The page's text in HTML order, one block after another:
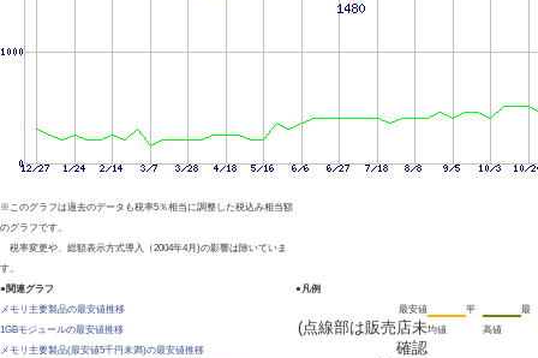
※このグラフは過去のデータも税率5％相当に調整した税込み相当額
のグラフです。
税率変更や、総額表示方式導入（2004年4月)の影響は除いていま
す。
●関連グラフ
メモリ主要製品の最安値推移
1GBモジュールの最安値推移
メモリ主要製品(最安値5千円未満)の最安値推移
●凡例
最安値
(点線部は販売店未
確認
平
均値
最
高値